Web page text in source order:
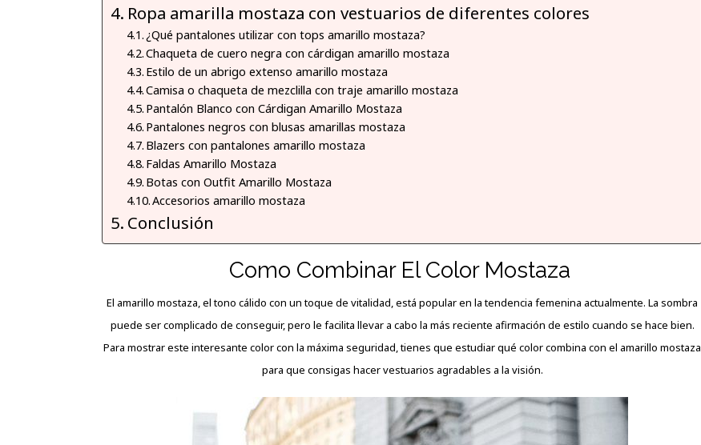
Ropa amarilla mostaza con vestuarios de diferentes colores
¿Qué pantalones utilizar con tops amarillo mostaza?
Chaqueta de cuero negra con cárdigan amarillo mostaza
Estilo de un abrigo extenso amarillo mostaza
Camisa o chaqueta de mezclilla con traje amarillo mostaza
Pantalón Blanco con Cárdigan Amarillo Mostaza
Pantalones negros con blusas amarillas mostaza
Blazers con pantalones amarillo mostaza
Faldas Amarillo Mostaza
Botas con Outfit Amarillo Mostaza
Accesorios amarillo mostaza
Conclusión
Como Combinar El Color Mostaza
El amarillo mostaza, el tono cálido con un toque de vitalidad, está popular en la tendencia femenina actualmente. La sombra
puede ser complicado de conseguir, pero le facilita llevar a cabo la más reciente afirmación de estilo cuando se hace bien.
Para mostrar este interesante color con la máxima seguridad, tienes que estudiar qué color combina con el amarillo mostaza
para que consigas hacer vestuarios agradables a la visión.